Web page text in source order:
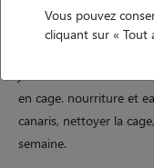
Expérience
en cage. nourriture et
canaris, nettoyer la
semaine.
Vous pouvez
cliquant sur « Tout